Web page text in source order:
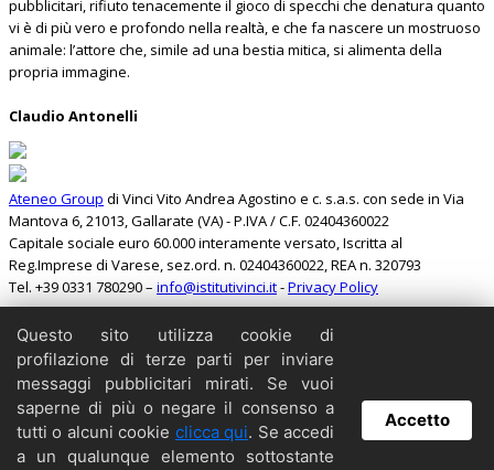
pubblicitari, rifiuto tenacemente il gioco di specchi che denatura quanto
vi è di più vero e profondo nella realtà, e che fa nascere un mostruoso
animale: l’attore che, simile ad una bestia mitica, si alimenta della
propria immagine.
Claudio Antonelli
Ateneo Group di Vinci Vito Andrea Agostino e c. s.a.s. con sede in Via
Mantova 6, 21013, Gallarate (VA) - P.IVA / C.F. 02404360022
Capitale sociale euro 60.000 interamente versato, Iscritta al
Reg.Imprese di Varese, sez.ord. n. 02404360022, REA n. 320793
Tel. +39 0331 780290 – info@istitutivinci.it-Privacy Policy
Cerca
Home
Il Barbarossa
Collabora
Contattaci
Copyright
Questo sito utilizza cookie di
profilazione di terze parti per inviare
messaggi pubblicitari mirati. Se vuoi
saperne di più o negare il consenso a
tutti o alcuni cookie clicca qui. Se accedi
a un qualunque elemento sottostante
Accetto